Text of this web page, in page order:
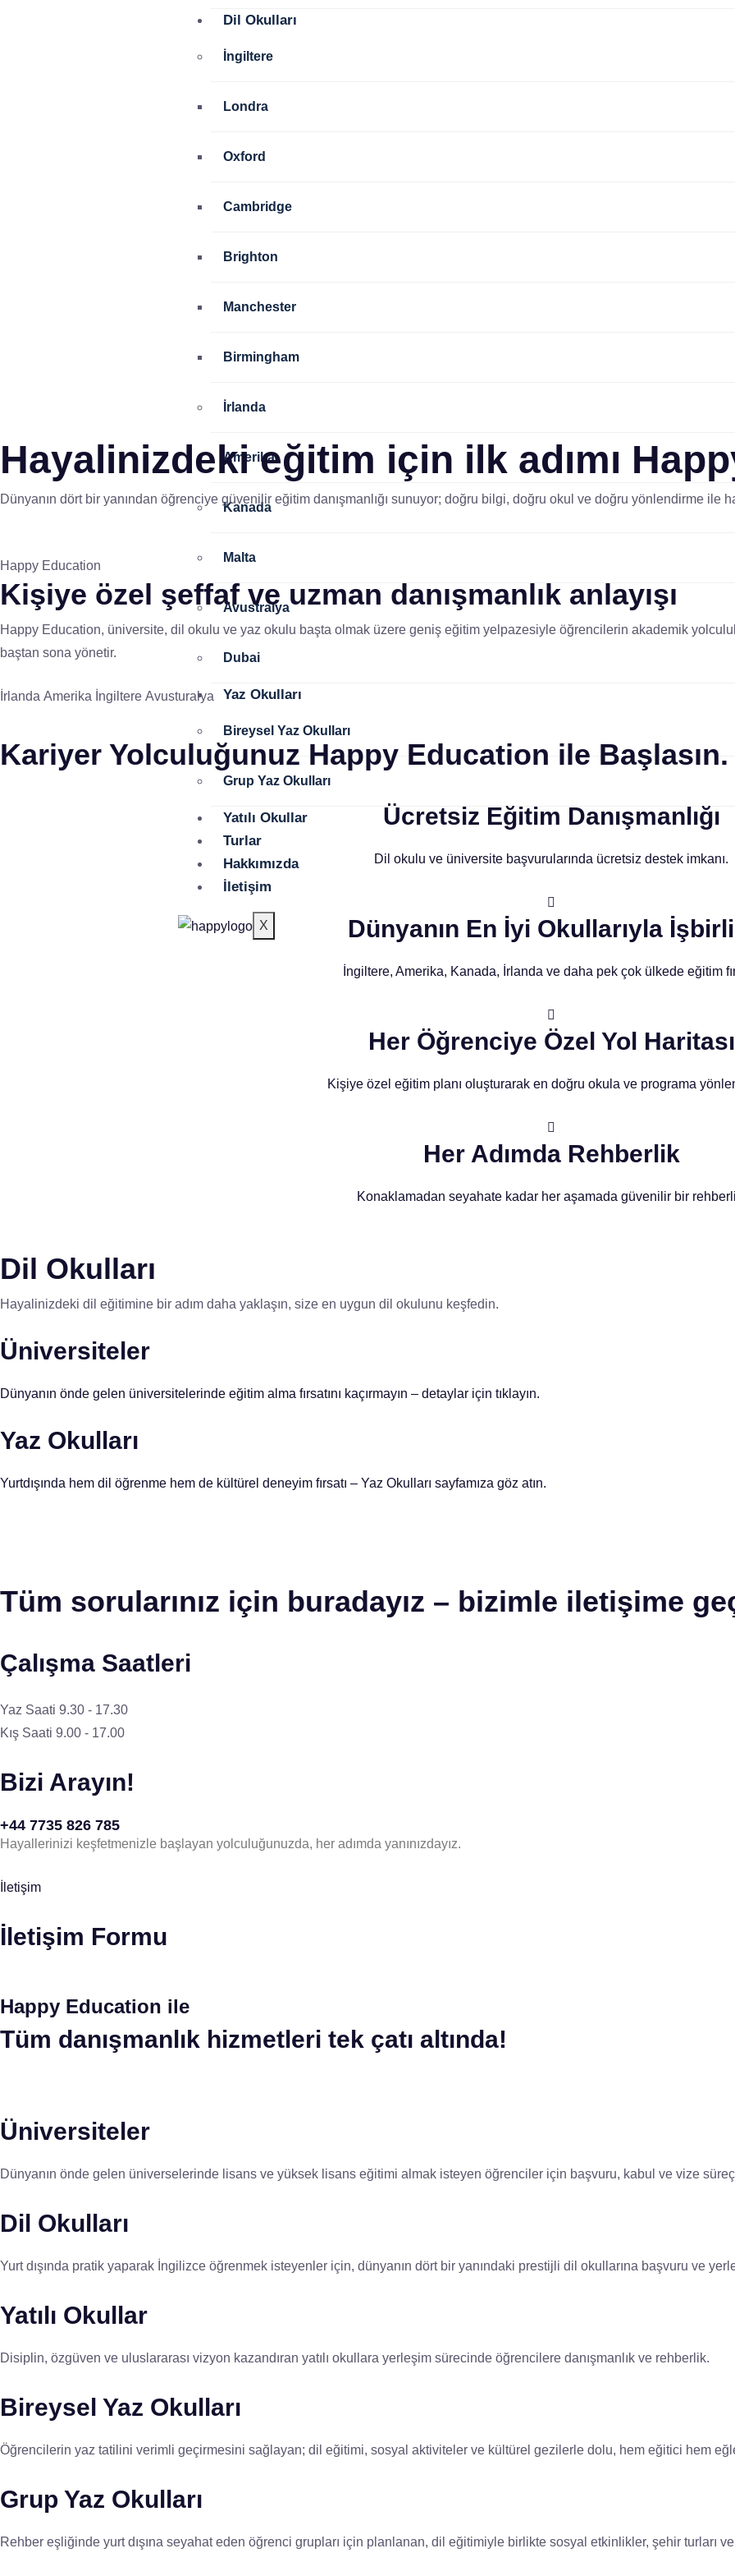
Dil Okulları
İngiltere
Londra
Oxford
Cambridge
Brighton
Manchester
Birmingham
İrlanda
Amerika
Kanada
Malta
Avustralya
Dubai
Yaz Okulları
Bireysel Yaz Okulları
Grup Yaz Okulları
Yatılı Okullar
Turlar
Hakkımızda
İletişim
X
Hayalinizdeki eğitim için ilk adımı
Dünyanın dört bir yanından öğrenciye güvenilir eğitim danışmanlığı sunuyor; doğru bilgi, doğru okul ve doğru yönlendirme ile
Happy Education
Kişiye özel şeffaf ve uzman danışmanlık anlayışı
Happy Education, üniversite, dil okulu ve yaz okulu başta olmak üzere geniş eğitim yelpazesiyle öğrencilerin akademik
baştan sona yönetir.
İrlanda Amerika İngiltere Avusturalya
Kariyer Yolculuğunuz Happy Education ile Başlasın.
Ücretsiz Eğitim Danışmanlığı
Dil okulu ve üniversite başvurularında ücretsiz destek imkanı.
Dünyanın En İyi Okullarıyla
İngiltere, Amerika, Kanada, İrlanda ve daha pek çok ülkede eğitim
Her Öğrenciye Özel Yol Haritası
Kişiye özel eğitim planı oluşturarak en doğru okula ve programa
Her Adımda Rehberlik
Konaklamadan seyahate kadar her aşamada güvenilir bir
Dil Okulları
Hayalinizdeki dil eğitimine bir adım daha yaklaşın, size en uygun dil okulunu keşfedin.
Üniversiteler
Dünyanın önde gelen üniversitelerinde eğitim alma fırsatını kaçırmayın – detaylar için tıklayın.
Yaz Okulları
Yurtdışında hem dil öğrenme hem de kültürel deneyim fırsatı – Yaz Okulları sayfamıza göz atın.
Tüm sorularınız için buradayız – bizimle iletişime
Çalışma Saatleri
Yaz Saati 9.30 - 17.30
Kış Saati 9.00 - 17.00
Bizi Arayın!
+44 7735 826 785
Hayallerinizi keşfetmenizle başlayan yolculuğunuzda, her adımda yanınızdayız.
İletişim
İletişim Formu
Happy Education ile
Tüm danışmanlık hizmetleri tek çatı altında!
Üniversiteler
Dünyanın önde gelen üniverselerinde lisans ve yüksek lisans eğitimi almak isteyen öğrenciler için başvuru, kabul ve vize
Dil Okulları
Yurt dışında pratik yaparak İngilizce öğrenmek isteyenler için, dünyanın dört bir yanındaki prestijli dil okullarına başvuru ve
Yatılı Okullar
Disiplin, özgüven ve uluslararası vizyon kazandıran yatılı okullara yerleşim sürecinde öğrencilere danışmanlık ve rehberlik.
Bireysel Yaz Okulları
Öğrencilerin yaz tatilini verimli geçirmesini sağlayan; dil eğitimi, sosyal aktiviteler ve kültürel gezilerle dolu, hem eğitici hem
Grup Yaz Okulları
Rehber eşliğinde yurt dışına seyahat eden öğrenci grupları için planlanan, dil eğitimiyle birlikte sosyal etkinlikler, şehir turları